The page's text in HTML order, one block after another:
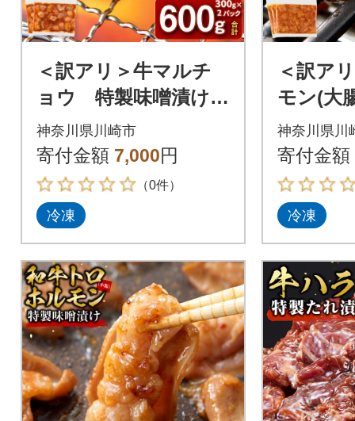
＜訳アリ＞牛マルチ
ョウ 特製味噌漬け
0.6kg(300g×2)
神奈川県川崎市
寄付金額 7,000円
（0件）
冷凍
＜訳ア
モン(大
漬け
神奈川県川
寄付金額
冷凍